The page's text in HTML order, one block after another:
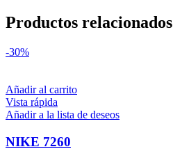
Productos relacionados
-30%
Añadir al carrito
Vista rápida
Añadir a la lista de deseos
NIKE 7260